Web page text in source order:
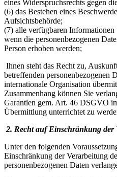
eines Widerspruchsrechts gegen
(6) das Bestehen eines
Aufsichtsbehörde;
(7) alle verfügbaren
wenn die personenbezogenen
Person erhoben werden;
Ihnen steht das Recht zu,
betreffenden personenbezogenen
internationale Organisation
Zusammenhang können Sie
Garantien gem. Art. 46 DSGVO
Übermittlung unterrichtet zu
2. Recht auf Einschränkung der
Unter den folgenden
Einschränkung der Verarbeitung
personenbezogenen Daten